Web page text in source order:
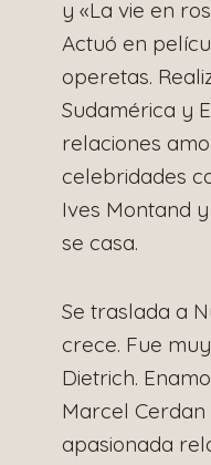
y «La vie en
Actuó en
operetas.
Sudamérica y
relaciones
celebridades
Ives Montand
se casa.
Se traslada a
crece. Fue
Dietrich.
Marcel
apasionada